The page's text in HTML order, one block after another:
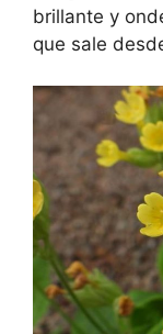
brillante y
que sale